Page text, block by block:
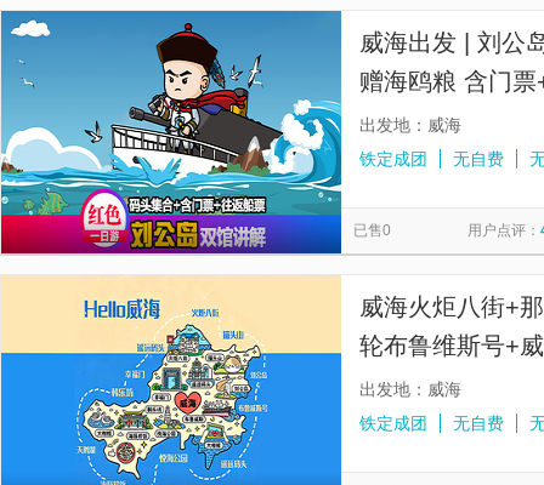
威海出发 | 刘公岛+定远舰 | 双馆耳麦讲解 |
赠海鸥粮 含门
出发地：威海
铁定成团
无自费
已售0 用户点评：
威海火炬八街+
轮布鲁维斯号+
价全含+8大网红
出发地：威海
铁定成团
无自费